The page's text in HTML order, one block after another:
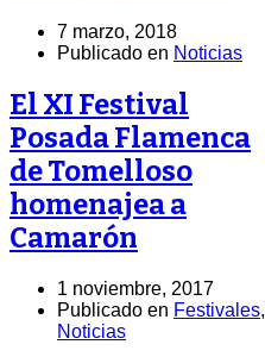
7 marzo, 2018
Publicado en Noticias
El XI Festival
Posada Flamenca
de Tomelloso
homenajea a
Camarón
1 noviembre, 2017
Publicado en Festivales,
Noticias